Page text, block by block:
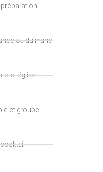
ou du marié
et église
et groupe